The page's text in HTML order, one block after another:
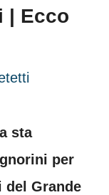
| Ecco
sta
per
Grande